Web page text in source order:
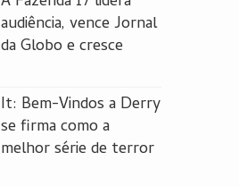
audiência, vence Jornal
da Globo e cresce
It: Bem-Vindos a Derry
se firma como a
melhor série de terror